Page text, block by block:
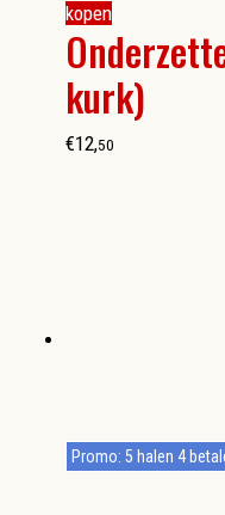
kopen
kurk)
€12,50
Promo: 5 halen 4